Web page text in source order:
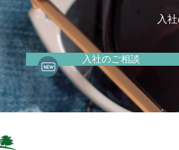
入
入社のご相談